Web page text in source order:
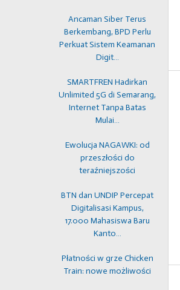
Ancaman Siber Terus
Berkembang, BPD Perlu
Perkuat Sistem Keamanan
Digit…
SMARTFREN Hadirkan
Unlimited 5G di Semarang,
Internet Tanpa Batas
Mulai…
Ewolucja NAGAWKI: od
przeszłości do
teraźniejszości
BTN dan UNDIP Percepat
Digitalisasi Kampus,
17.000 Mahasiswa Baru
Kanto…
Płatności w grze Chicken
Train: nowe możliwości